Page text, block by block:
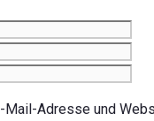
Mail-Adresse und